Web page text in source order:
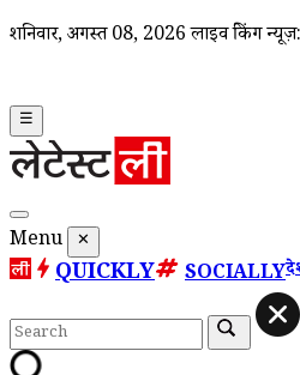
शनिवार, अगस्त 08, 2026 लाइव ब्रेकिंग न्यूज़:
☰
Menu ✕
QUICKLY SOCIALLY